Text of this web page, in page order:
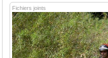
Fichiers joints